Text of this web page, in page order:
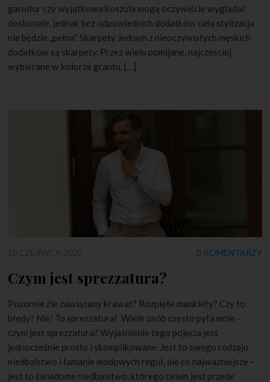
garnitur czy wyjątkowa koszula mogą oczywiście wyglądać
doskonale, jednak bez odpowiednich dodatków cała stylizacja
nie będzie „pełna”. Skarpety Jednym z nieoczywistych męskich
dodatków są skarpety. Przez wielu pomijane, najczęściej
wybierane w kolorze grantu, […]
0 KOMENTARZY
Czym jest sprezzatura?
Pozornie źle zawiązany krawat? Rozpięte mankiety? Czy to
błędy? Nie! To sprezzatura! Wiele osób często pyta mnie –
czym jest sprezzatura? Wyjaśnienie tego pojęcia jest
jednocześnie proste i skomplikowane. Jest to swego rodzaju
niedbalstwo i łamanie modowych reguł, ale co najważniejsze –
jest to świadome niedbalstwo, którego celem jest przede